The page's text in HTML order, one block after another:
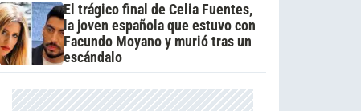
El trágico final de Celia Fuentes,
la joven española que estuvo con
Facundo Moyano y murió tras un
escándalo